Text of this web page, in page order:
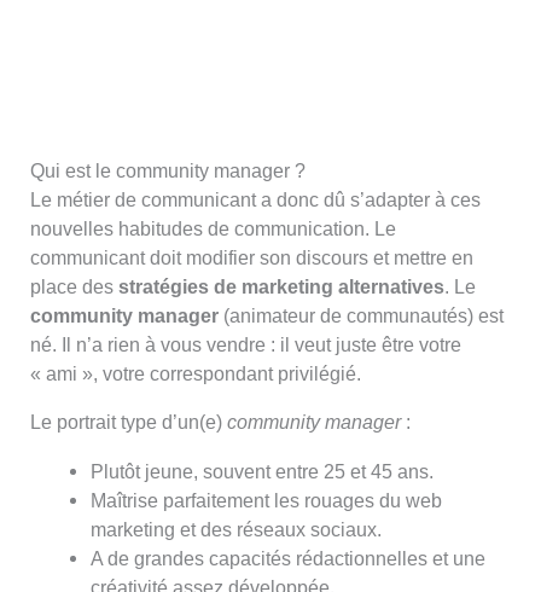
Qui est le community manager ?
Le métier de communicant a donc dû s’adapter à ces
nouvelles habitudes de communication. Le
communicant doit modifier son discours et mettre en
place desstratégies de marketing alternatives. Le
community manager (animateur de communautés) est
né. Il n’a rien à vous vendre : il veut juste être votre
« ami », votre correspondant privilégié.
Le portrait type d’un(e)community manager:
Plutôt jeune, souvent entre 25 et 45 ans.
Maîtrise parfaitement les rouages du web
marketing et des réseaux sociaux.
A de grandes capacités rédactionnelles et une
créativité assez développée.